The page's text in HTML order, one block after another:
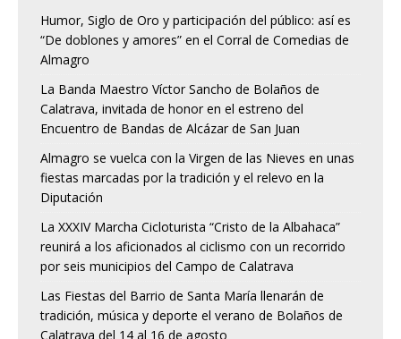
Humor, Siglo de Oro y participación del público: así es
“De doblones y amores” en el Corral de Comedias de
Almagro
La Banda Maestro Víctor Sancho de Bolaños de
Calatrava, invitada de honor en el estreno del
Encuentro de Bandas de Alcázar de San Juan
Almagro se vuelca con la Virgen de las Nieves en unas
fiestas marcadas por la tradición y el relevo en la
Diputación
La XXXIV Marcha Cicloturista “Cristo de la Albahaca”
reunirá a los aficionados al ciclismo con un recorrido
por seis municipios del Campo de Calatrava
Las Fiestas del Barrio de Santa María llenarán de
tradición, música y deporte el verano de Bolaños de
Calatrava del 14 al 16 de agosto